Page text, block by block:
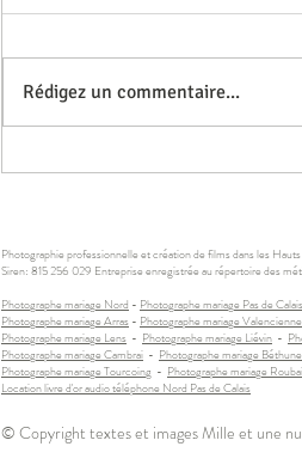
Mariage: Comment bien choisir
Rédigez un commentaire...
Photographie professionnelle et création de films dans les
Siren: 815 256 029 Entreprise enregistrée au répertoire des
Photographe mariage Nord - Photographe mariage Pas de Calais
Photographe mariage Arras - Photographe mariage
Photographe mariage Lens - Photographe mariage Liévin -
Photographe mariage Cambrai - Photographe mariage Béthune
Photographe mariage Tourcoing - Photographe mariage
Location livre d'or audio téléphone Nord Pas de Calais
© Copyright textes et images Mille et une